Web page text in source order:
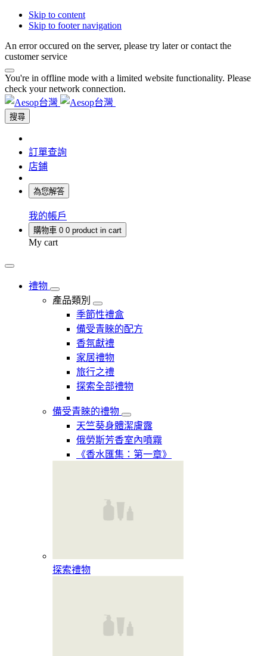
Skip to content
Skip to footer navigation
An error occured on the server, please try later or contact the
customer service
You're in offline mode with a limited website functionality. Please
check your network connection.
搜尋
訂單查詢
店鋪
為您解答
我的帳戶
購物車 0 0 product in cart
My cart
禮物
產品類別
季節性禮盒
備受青睞的配方
香氛獻禮
家居禮物
旅行之禮
探索全部禮物
備受青睞的禮物
天竺葵身體潔膚露
俄勞斯芳香室內噴霧
《香水匯集：第一章》​
探索禮物